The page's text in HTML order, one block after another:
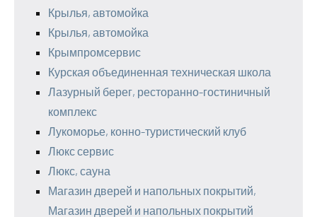
Крылья, автомойка
Крылья, автомойка
Крымпромсервис
Курская объединенная техническая школа
Лазурный берег, ресторанно-гостиничный
комплекс
Лукоморье, конно-туристический клуб
Люкс сервис
Люкс, сауна
Магазин дверей и напольных покрытий,
Магазин дверей и напольных покрытий